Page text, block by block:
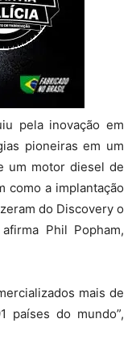
pela inovação em
pioneiras em um
um motor diesel de
como a implantação
do Discovery o
Phil Popham,
mais de
países do mundo”,